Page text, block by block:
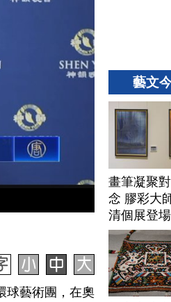
球藝術團，在奧
藝文
畫筆凝聚
念 膠彩大
清個展登場